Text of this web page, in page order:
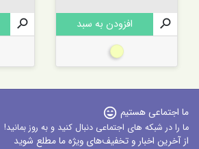

افزودن به سبد
بژ

ما اجتماعی هستیم sentiment_very_satisfied
ما را در شبکه های اجتماعی دنبال کنید و به روز بمانید!
از آخرین اخبار و تخفیف‌های ویژه ما مطلع شوید